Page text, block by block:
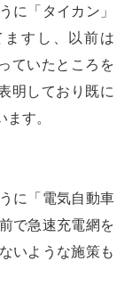
に「タイカン」
すし、以前は
ていたところを
明しており既に
す。
に「電気自動車
で急速充電網を
いような施策も